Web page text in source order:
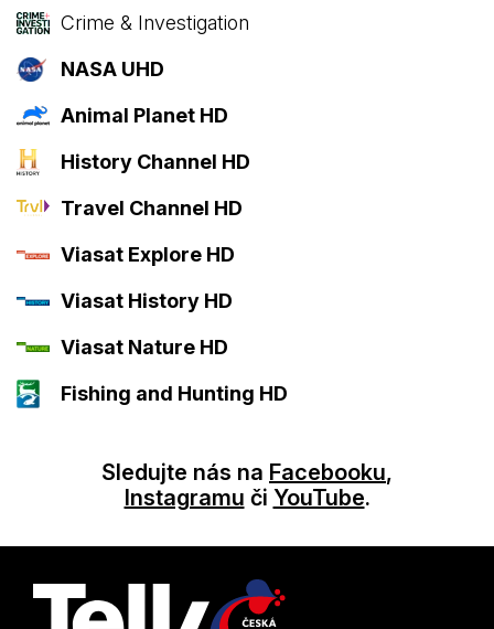
Crime & Investigation
NASA UHD
Animal Planet HD
History Channel HD
Travel Channel HD
Viasat Explore HD
Viasat History HD
Viasat Nature HD
Fishing and Hunting HD
Sledujte nás na Facebooku,
Instagramu či YouTube.